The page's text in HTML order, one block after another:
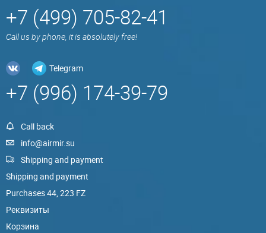
+7 (499) 705-82-41
Call us by phone, it is absolutely free!
Telegram
+7 (996) 174-39-79
Call back
info@airmir.su
Shipping and payment
Shipping and payment
Purchases 44, 223 FZ
Реквизиты
Корзина